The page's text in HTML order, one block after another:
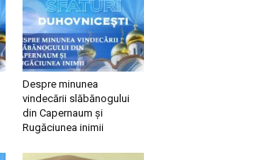
Despre minunea
vindecării slăbănogului
din Capernaum și
Rugăciunea inimii